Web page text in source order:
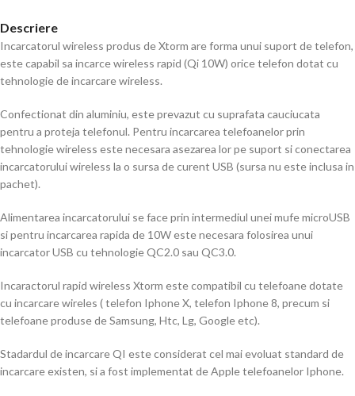
Descriere
Incarcatorul wireless produs de Xtorm are forma unui suport de telefon,
este capabil sa incarce wireless rapid (Qi 10W) orice telefon dotat cu
tehnologie de incarcare wireless.
Confectionat din aluminiu, este prevazut cu suprafata cauciucata
pentru a proteja telefonul. Pentru incarcarea telefoanelor prin
tehnologie wireless este necesara asezarea lor pe suport si conectarea
incarcatorului wireless la o sursa de curent USB (sursa nu este inclusa in
pachet).
Alimentarea incarcatorului se face prin intermediul unei mufe microUSB
si pentru incarcarea rapida de 10W este necesara folosirea unui
incarcator USB cu tehnologie QC2.0 sau QC3.0.
Incaractorul rapid wireless Xtorm este compatibil cu telefoane dotate
cu incarcare wireles ( telefon Iphone X, telefon Iphone 8, precum si
telefoane produse de Samsung, Htc, Lg, Google etc).
Stadardul de incarcare QI este considerat cel mai evoluat standard de
incarcare existen, si a fost implementat de Apple telefoanelor Iphone.